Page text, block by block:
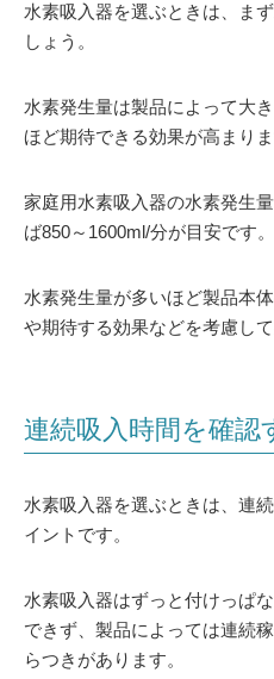
水素吸入器を選ぶときは、ま
しょう。
水素発生量は製品によって大
ほど期待できる効果が高まりま
家庭用水素吸入器の水素発生
ば850～1600ml/分が目安です。
水素発生量が多いほど製品本
や期待する効果などを考慮し
連続吸入時間を確認
水素吸入器を選ぶときは、連
イントです。
水素吸入器はずっと付けっぱ
できず、製品によっては連続
らつきがあります。